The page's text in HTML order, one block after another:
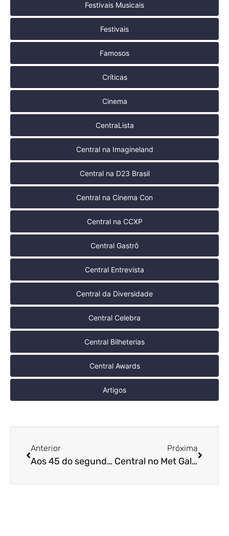
Festivais Musicais
Festivais
Famosos
Críticas
Cinema
CentraLista
Central na Imagineland
Central na D23 Brasil
Central na Cinema Con
Central na CCXP
Central Gastrô
Central Entrevista
Central da Diversidade
Central Celebra
Central Bilheterias
Central Awards
Artigos
Anterior
Aos 45 do segundo tempo, Warner e DC escalam Matthew Lillard para o elenco de Superman: O Homem do Amanhã
Próxima
Central no Met Gala | Museu de Arte Metropolitano de Nova York divulga balanço do Met Gala 2026